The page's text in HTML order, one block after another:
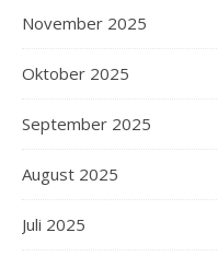
November 2025
Oktober 2025
September 2025
August 2025
Juli 2025